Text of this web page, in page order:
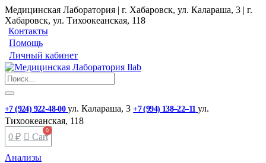
Медицинская Лаборатория | г. Хабаровск, ул. Калараша, 3 | г.
Хабаровск, ул. ​Тихоокеанская, 118
Контакты
Помощь
Личный кабинет
+7 (924) 922-48-00 ул. ​Калараша, 3 +7 (994) 138‒22‒11 ул. ​
Тихоокеанская, 118
0 ₽ Cart
Анализы